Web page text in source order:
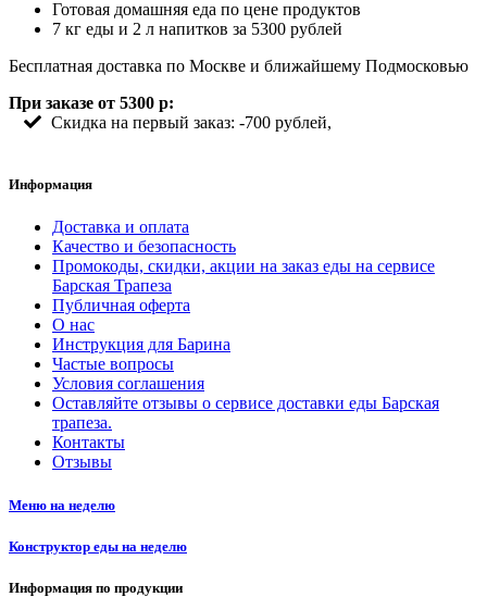
Готовая домашняя еда по цене продуктов
7 кг еды и 2 л напитков за 5300 рублей
Бесплатная доставка по Москве и ближайшему Подмосковью
При заказе от 5300 р:
Скидка на первый заказ: -700 рублей,
Информация
Доставка и оплата
Качество и безопасность
Промокоды, скидки, акции на заказ еды на сервисе
Барская Трапеза
Публичная оферта
О нас
Инструкция для Барина
Частые вопросы
Условия соглашения
Оставляйте отзывы о сервисе доставки еды Барская
трапеза.
Контакты
Отзывы
Меню на неделю
Конструктор еды на неделю
Информация по продукции